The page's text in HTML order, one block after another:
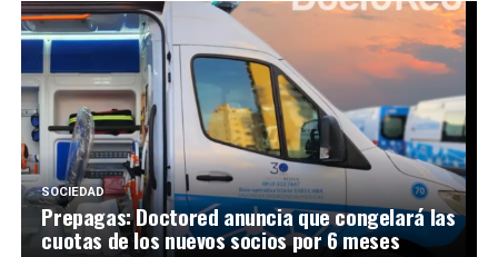
SOCIEDAD
Prepagas: Doctored anuncia que congelará las
cuotas de los nuevos socios por 6 meses